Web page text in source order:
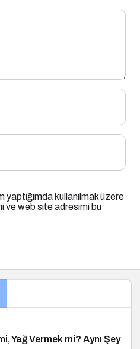
kullanılmak üzere
ve web site adresimi bu
Yağ Vermek mi? Aynı Şey